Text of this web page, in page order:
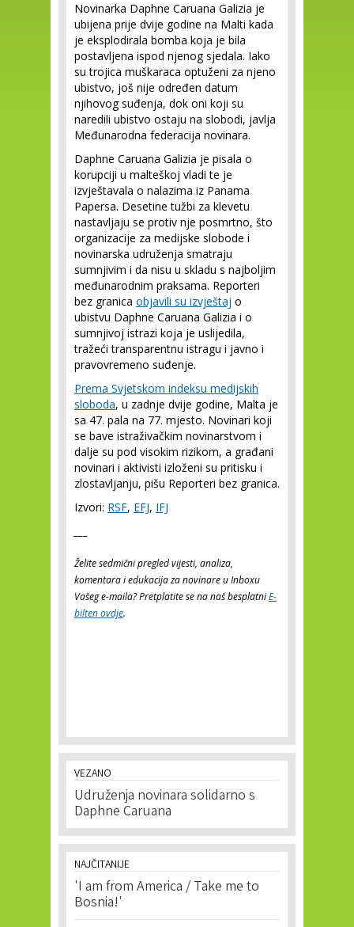
Novinarka Daphne Caruana Galizia je
ubijena prije dvije godine na Malti kada
je eksplodirala bomba koja je bila
postavljena ispod njenog sjedala. Iako
su trojica muškaraca optuženi za njeno
ubistvo, još nije određen datum
njihovog suđenja, dok oni koji su
naredili ubistvo ostaju na slobodi, javlja
Međunarodna federacija novinara.
Daphne Caruana Galizia je pisala o
korupciji u malteškoj vladi te je
izvještavala o nalazima iz Panama
Papersa. Desetine tužbi za klevetu
nastavljaju se protiv nje posmrtno, što
organizacije za medijske slobode i
novinarska udruženja smatraju
sumnjivim i da nisu u skladu s najboljim
međunarodnim praksama. Reporteri
bez granica objavili su izvještaj o
ubistvu Daphne Caruana Galizia i o
sumnjivoj istrazi koja je uslijedila,
tražeći transparentnu istragu i javno i
pravovremeno suđenje.
Prema Svjetskom indeksu medijskih
sloboda, u zadnje dvije godine, Malta je
sa 47. pala na 77. mjesto. Novinari koji
se bave istraživačkim novinarstvom i
dalje su pod visokim rizikom, a građani
novinari i aktivisti izloženi su pritisku i
zlostavljanju, pišu Reporteri bez granica.
Izvori: RSF, EFJ, IFJ
Želite sedmični pregled vijesti, analiza,
komentara i edukacija za novinare u Inboxu
Vašeg e-maila? Pretplatite se na naš besplatniE-
bilten ovdje.
VEZANO
Udruženja novinara solidarno s
Daphne Caruana
NAJČITANIJE
'I am from America / Take me to
Bosnia!'